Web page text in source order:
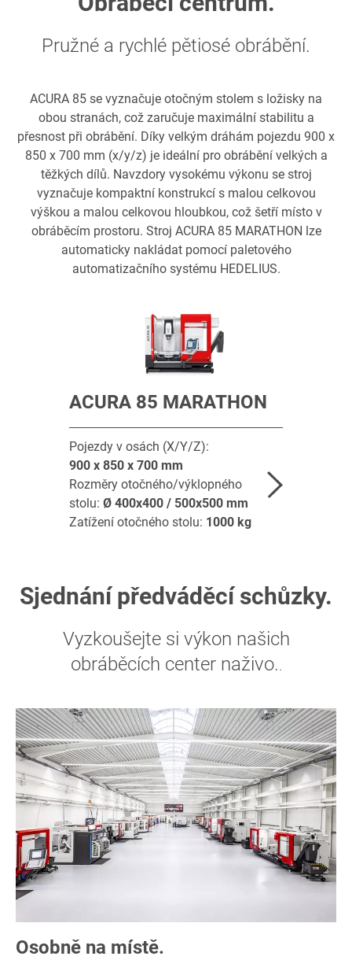
Pružné a rychlé pětiosé obrábění.
ACURA 85 se vyznačuje otočným stolem s ložisky na
obou stranách, což zaručuje maximální stabilitu a
přesnost při obrábění. Díky velkým dráhám pojezdu 900 x
850 x 700 mm (x/y/z) je ideální pro obrábění velkých a
těžkých dílů. Navzdory vysokému výkonu se stroj
vyznačuje kompaktní konstrukcí s malou celkovou
výškou a malou celkovou hloubkou, což šetří místo v
obráběcím prostoru. Stroj ACURA 85 MARATHON lze
automaticky nakládat pomocí paletového
automatizačního systému HEDELIUS.
ACURA 85 MARATHON
Pojezdy v osách (X/Y/Z):
900 x 850 x 700 mm
Rozměry otočného/výklopného
stolu: Ø 400x400 / 500x500 mm
Zatížení otočného stolu: 1000 kg
Sjednání předváděcí schůzky.
Vyzkoušejte si výkon našich
obráběcích center naživo..
Osobně na místě.